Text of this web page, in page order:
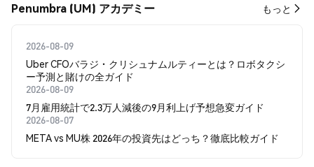
Penumbra (UM) アカデミー もっと
2026-08-09
Uber CFOバラジ・クリシュナムルティーとは？ロボタクシ
ー予測と賭けの全ガイド
2026-08-09
7月雇用統計で2.3万人減後の9月利上げ予想急変ガイド
2026-08-07
META vs MU株 2026年の投資先はどっち？徹底比較ガイド